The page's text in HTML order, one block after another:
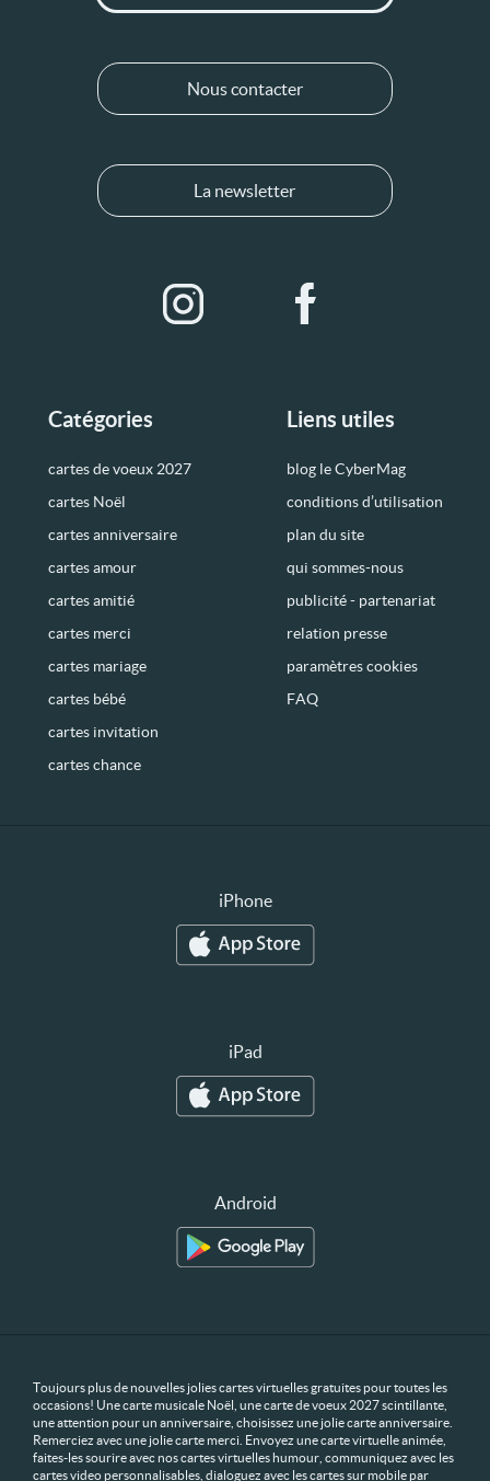
Catégories
cartes de voeux 2027
cartes Noël
cartes anniversaire
cartes amour
cartes amitié
cartes merci
cartes mariage
cartes bébé
cartes invitation
cartes chance
Liens utiles
blog le CyberMag
conditions d’utilisation
plan du site
qui sommes-nous
publicité - partenariat
relation presse
paramètres cookies
FAQ
Nous contacter
La newsletter
iPhone
iPad
Android
Toujours plus de nouvelles jolies cartes virtuelles gratuites pour toutes les
occasions! Une carte musicale Noël, une carte de voeux 2027 scintillante,
une attention pour un anniversaire, choisissez une jolie carte anniversaire.
Remerciez avec une jolie carte merci. Envoyez une carte virtuelle animée,
faites-les sourire avec nos cartes virtuelles humour, communiquez avec les
cartes video personnalisables, dialoguez avec les cartes sur mobile par